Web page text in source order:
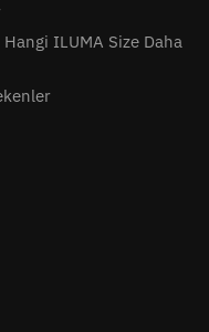
ILUMA Size Daha